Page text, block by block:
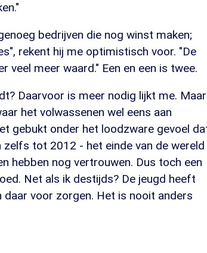
bedrijven die nog winst maken;
rekent hij me optimistisch voor. "De
veel meer waard." Een en een is twee.
Daarvoor is meer nodig lijkt me. Maar
het volwassenen wel eens aan
gebukt onder het loodzware gevoel
tot 2012 - het einde van de wereld
hebben nog vertrouwen. Dus toch een
Net als ik destijds? De jeugd heeft
voor zorgen. Het is nooit anders